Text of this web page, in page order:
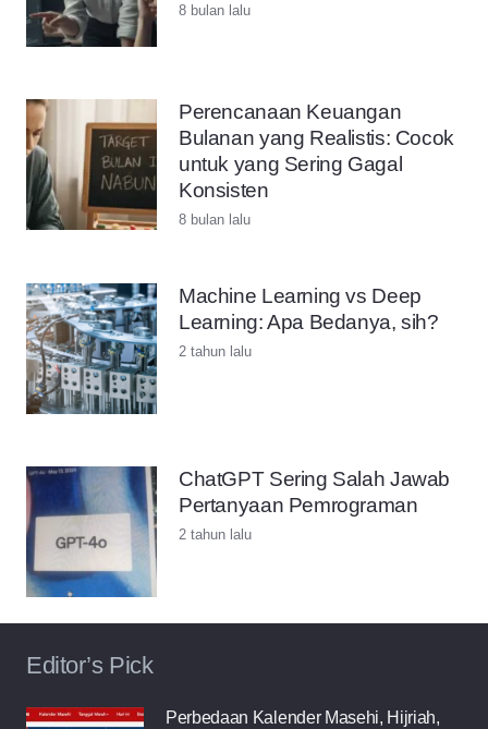
8 bulan lalu
Perencanaan Keuangan
Bulanan yang Realistis: Cocok
untuk yang Sering Gagal
Konsisten
8 bulan lalu
Machine Learning vs Deep
Learning: Apa Bedanya, sih?
2 tahun lalu
ChatGPT Sering Salah Jawab
Pertanyaan Pemrograman
2 tahun lalu
Editor’s Pick
Perbedaan Kalender Masehi, Hijriah,